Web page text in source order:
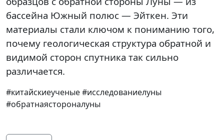
бассейна Южный полюс — Эйткен. Эти
материалы стали ключом к пониманию того,
почему геологическая структура обратной и
видимой сторон спутника так сильно
различается.
#китайскиеученые #исследованиелуны
#обратнаястороналуны